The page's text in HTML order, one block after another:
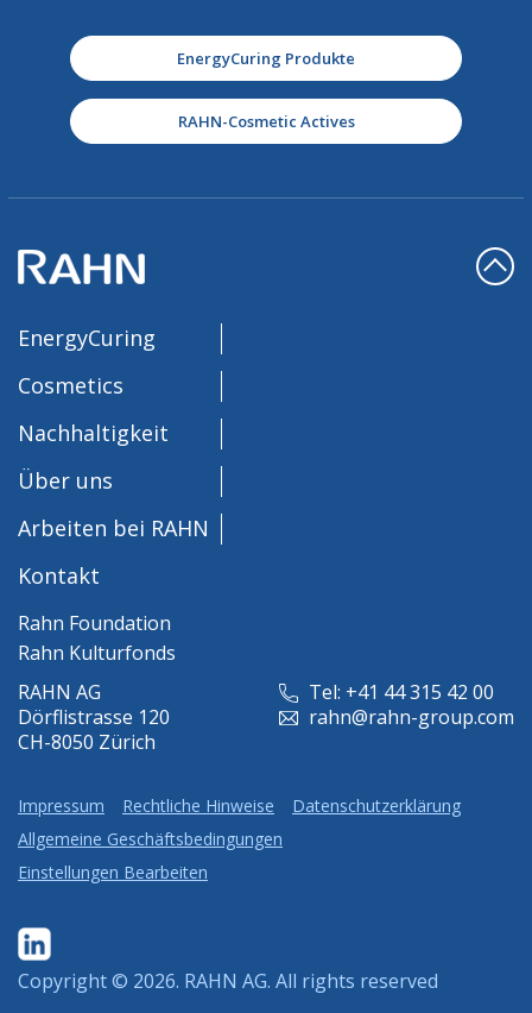
EnergyCuring Produkte
RAHN-Cosmetic Actives
RAHN AG
Dörflistrasse 120
CH-8050 Zürich
Tel: +41 44 315 42 00
rahn@rahn-group.com
EnergyCuring
Cosmetics
Nachhaltigkeit
Über uns
Arbeiten bei RAHN
Kontakt
Rahn Foundation
Rahn Kulturfonds
Impressum Rechtliche Hinweise
Datenschutzerklärung
Allgemeine Geschäftsbedingungen
Einstellungen Bearbeiten
Copyright © 2026. RAHN AG. All rights reserved